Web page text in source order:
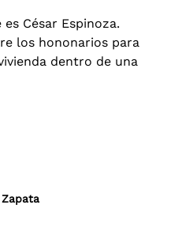
César Espinoza.
los hononarios para
dentro de una